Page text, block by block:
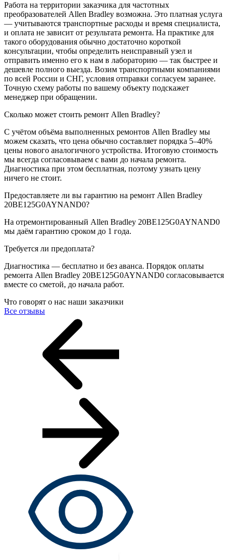
Работа на территории заказчика для частотных
преобразователей Allen Bradley возможна. Это платная услуга
— учитываются транспортные расходы и время специалиста,
и оплата не зависит от результата ремонта. На практике для
такого оборудования обычно достаточно короткой
консультации, чтобы определить неисправный узел и
отправить именно его к нам в лабораторию — так быстрее и
дешевле полного выезда. Возим транспортными компаниями
по всей России и СНГ, условия отправки согласуем заранее.
Точную схему работы по вашему объекту подскажет
менеджер при обращении.
Сколько может стоить ремонт Allen Bradley?
С учётом объёма выполненных ремонтов Allen Bradley мы
можем сказать, что цена обычно составляет порядка 5–40%
цены нового аналогичного устройства. Итоговую стоимость
мы всегда согласовываем с вами до начала ремонта.
Диагностика при этом бесплатная, поэтому узнать цену
ничего не стоит.
Предоставляете ли вы гарантию на ремонт Allen Bradley
20BE125G0AYNAND0?
На отремонтированный Allen Bradley 20BE125G0AYNAND0
мы даём гарантию сроком до 1 года.
Требуется ли предоплата?
Диагностика — бесплатно и без аванса. Порядок оплаты
ремонта Allen Bradley 20BE125G0AYNAND0 согласовывается
вместе со сметой, до начала работ.
Что говорят о нас наши заказчики
Все отзывы